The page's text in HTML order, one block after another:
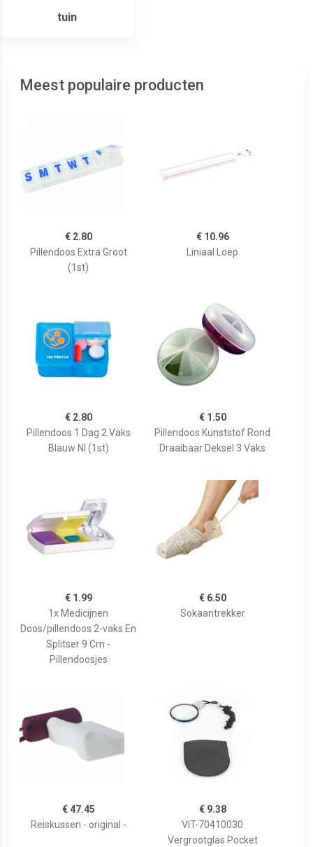
tuin
Meest populaire producten
€ 2.80
Pillendoos Extra Groot
(1st)
€ 10.96
Liniaal Loep
€ 2.80
Pillendoos 1 Dag 2 Vaks
Blauw Nl (1st)
€ 1.50
Pillendoos Kunststof Rond
Draaibaar Deksel 3 Vaks
€ 1.99
1x Medicijnen
Doos/pillendoos 2-vaks En
Splitser 9 Cm -
Pillendoosjes
€ 6.50
Sokaantrekker
€ 47.45
Reiskussen - original -
€ 9.38
VIT-70410030
Vergrootglas Pocket